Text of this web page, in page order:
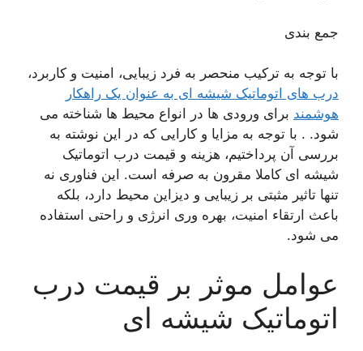
جمع بندی
با توجه به ترکیب منحصر به فرد زیبایی، امنیت و کاربرد،
درب های اتوماتیک شیشه ای به عنوان یک راهکار
هوشمند برای ورودی ها در انواع محیط ها شناخته می
شود. . با توجه به مزایا و کارایی که در این نوشته به
بررسی آن پرداختیم، هزینه و قیمت درب اتوماتیک
شیشه ای کاملا مقرون به صرفه است. این فناوری نه
‌تنها تاثیر مثبتی بر زیبایی و دیزاین محیط دارد، بلکه
باعث ارتقاء امنیت، بهره ‌وری انرژی و راحتی استفاده
می شود.
عوامل موثر بر قیمت درب
اتوماتیک شیشه ای